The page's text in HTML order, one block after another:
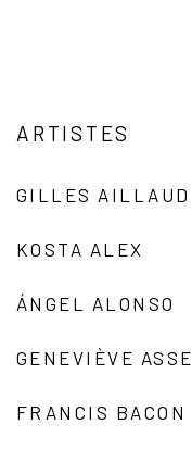
ARTISTES
GILLES AILLAUD
KOSTA ALEX
ÁNGEL ALONSO
GENEVIÈVE ASSE
FRANCIS BACON